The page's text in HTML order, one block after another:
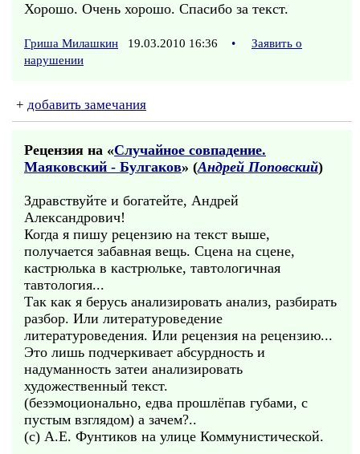
Хорошо. Очень хорошо. Спасибо за текст.
Гриша Милашкин 19.03.2010 16:36 •
Заявить о
нарушении
+ добавить замечания
Рецензия на «Случайное совпадение.
Маяковский - Булгаков» (Андрей Поповский)
Здравствуйте и богатейте, Андрей
Александрович!
Когда я пишу рецензию на текст выше,
получается забавная вещь. Сцена на сцене,
кастрюлька в кастрюльке, тавтологичная
тавтология...
Так как я берусь анализировать анализ, разбирать
разбор. Или литературоведение
литературоведения. Или рецензия на рецензию...
Это лишь подчеркивает абсурдность и
надуманность затеи анализировать
художественный текст.
(безэмоционально, едва прошлёпав губами, с
пустым взглядом) а зачем?..
(с) А.Е. Фунтиков на улице Коммунистической.